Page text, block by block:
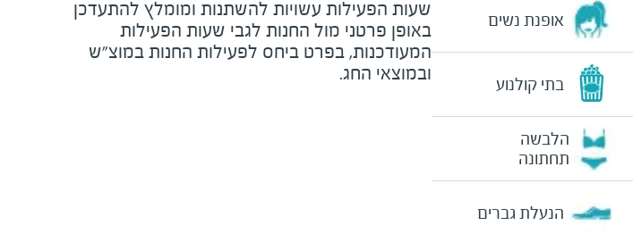
אופנת נשים
בתי קולנוע
הלבשה
תחתונה
הנעלת גברים
שעות הפעילות עשויות להשתנות ומומלץ להתעדכן
באופן פרטני מול החנות לגבי שעות הפעילות
המעודכנות, בפרט ביחס לפעילות החנות במוצ"ש
ובמוצאי החג.